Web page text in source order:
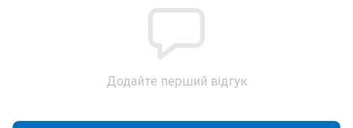
Додайте перший відгук